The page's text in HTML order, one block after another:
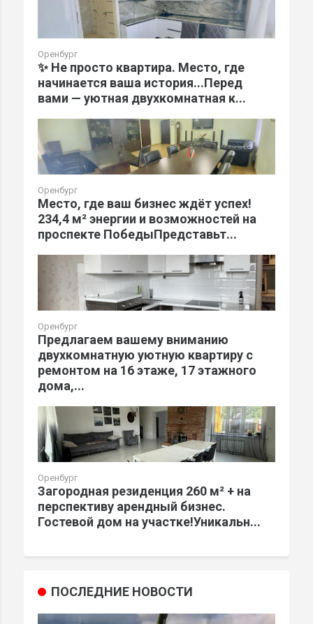
Оренбург
✨ Не просто квартира. Место, где
начинается ваша история...Перед
вами — уютная двухкомнатная к...
Оренбург
Место, где ваш бизнес ждёт успех!
234,4 м² энергии и возможностей на
проспекте ПобедыПредставьт...
Оренбург
Предлагаем вашему вниманию
двухкомнатную уютную квартиру с
ремонтом на 16 этаже, 17 этажного
дома,...
Оренбург
Загородная резиденция 260 м² + на
перспективу арендный бизнес.
Гостевой дом на участке!Уникальн...
ПОСЛЕДНИЕ НОВОСТИ